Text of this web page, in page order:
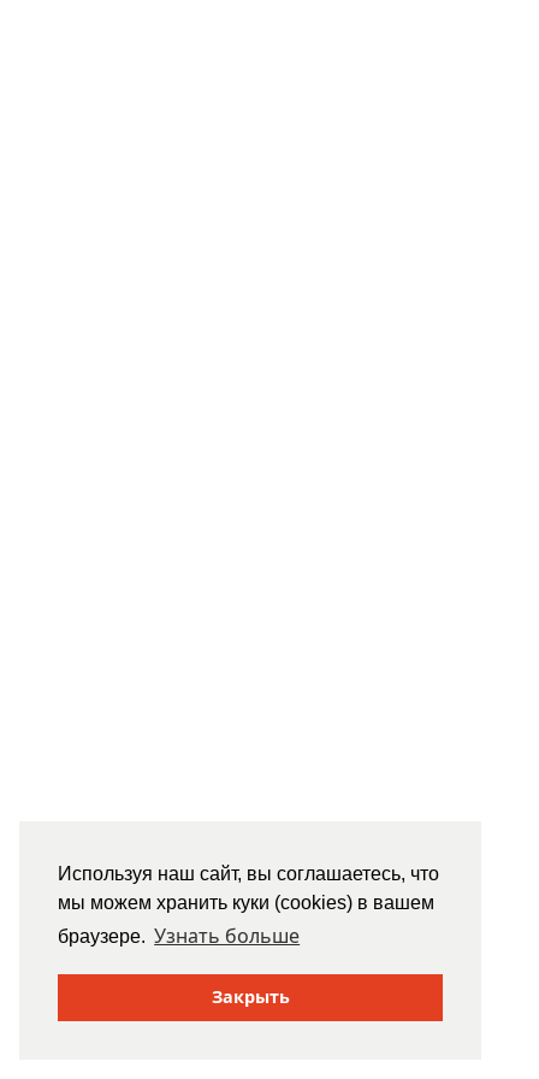
Используя наш сайт, вы соглашаетесь, что
мы можем хранить куки (cookies) в вашем
браузере. Узнать больше
Закрыть